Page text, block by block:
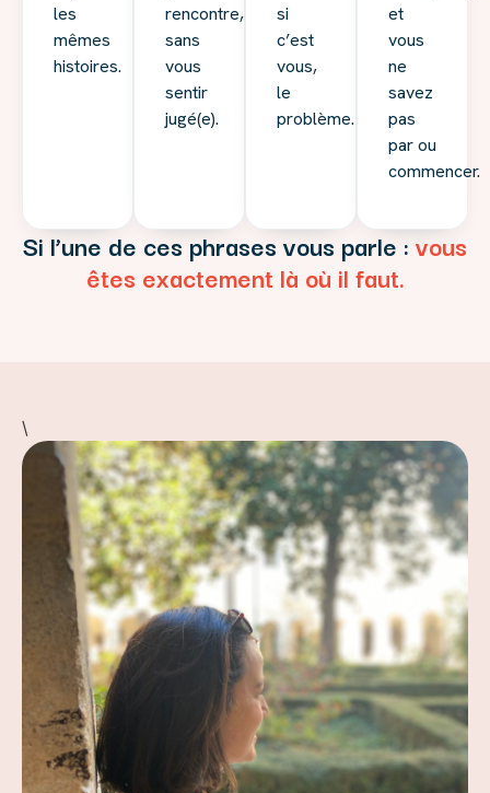
les
mêmes
histoires.
rencontre,
sans
vous
sentir
jugé(e).
si
c’est
vous,
le
problème.
et
vous
ne
savez
pas
par ou
commencer.
Si l’une de ces phrases vous parle :vous
êtes exactement là où il faut.
\